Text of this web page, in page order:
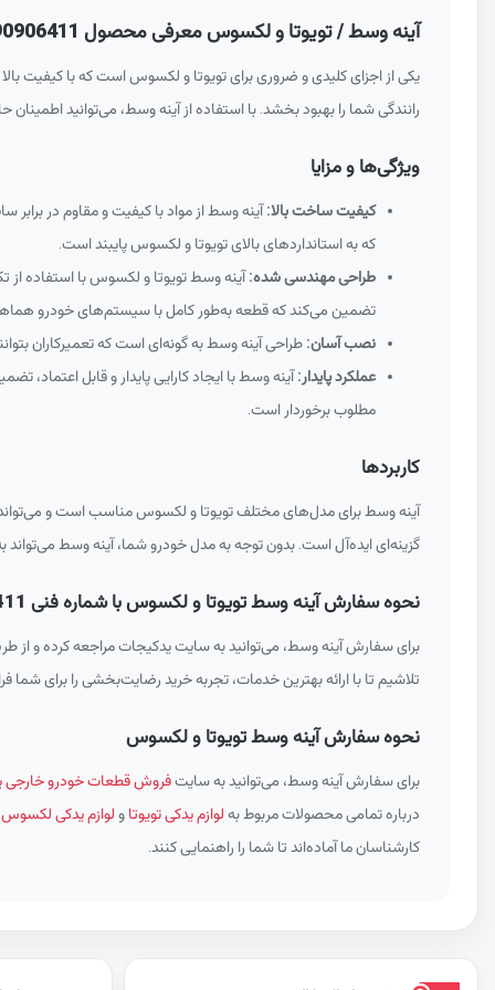
آینه وسط / تویوتا و لکسوس معرفی محصول 8790906411
یکی از اجزای کلیدی و ضروری برای تویوتا و لکسوس است که با کیفیت
رانندگی شما را بهبود بخشد. با استفاده از آینه وسط، می‌توانید
ویژگی‌ها و مزایا
کیفیت ساخت بالا:آینه وسط از مواد با کیفیت و مقاوم در
که به استانداردهای بالای تویوتا و لکسوس پایبند است.
طراحی مهندسی شده:آینه وسط تویوتا و لکسوس با استفاده
تضمین می‌کند که قطعه به‌طور کامل با سیستم‌های خودرو
نصب آسان: طراحی آینه وسط به گونه‌ای است که تعمیرکاران
عملکرد پایدار:آینه وسط با ایجاد کارایی پایدار و قابل
مطلوب برخوردار است.
کاربردها
آینه وسط برای مدل‌های مختلف تویوتا و لکسوس مناسب است و می‌تواند
گزینه‌ای ایده‌آل است. بدون توجه به مدل خودرو شما، آینه وسط می‌تواند
نحوه سفارش آینه وسط تویوتا و لکسوس با شماره فنی 8790906411
برای سفارش آینه وسط، می‌توانید به سایت یدکیجات مراجعه کرده و از
تلاشیم تا با ارائه بهترین خدمات، تجربه خرید رضایت‌بخشی را برای شما
نحوه سفارش آینه وسط تویوتا و لکسوس
برای سفارش آینه وسط، می‌توانید به سایتفروش قطعات خودرو خارجی
درباره تمامی محصولات مربوط به لوازم یدکی تویوتا و لوازم یدکی لکسوس
کارشناسان ما آماده‌اند تا شما را راهنمایی کنند.